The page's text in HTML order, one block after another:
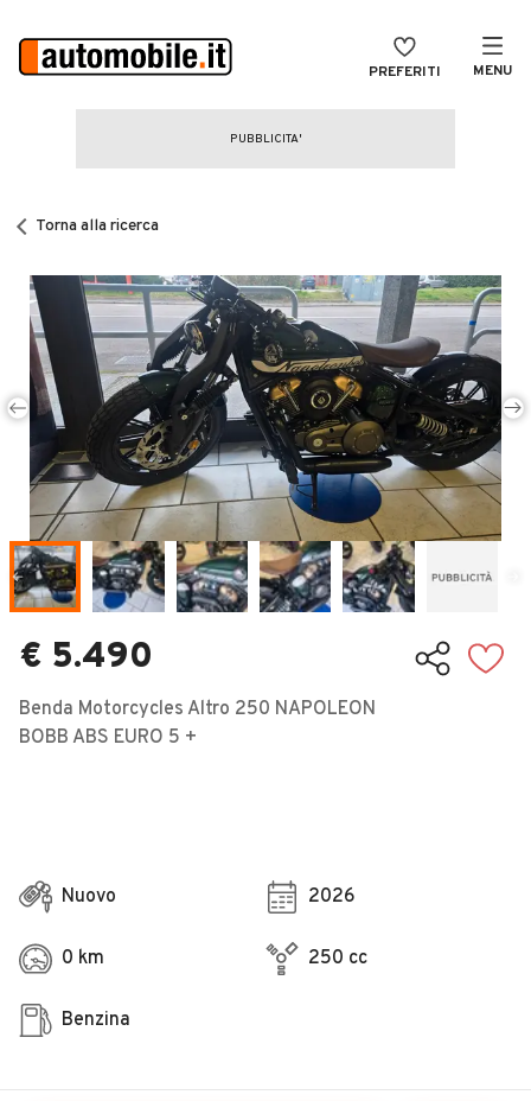
PREFERITI MENU
CERCA
Auto Nuove
Noleggio a lungo termine
Auto d'epoca
Moto
Camper
Veicoli Commerciali
Concessionari
Torna alla ricerca
€ 5.490
Benda Motorcycles Altro 250 NAPOLEON
BOBB ABS EURO 5 +
Nuovo 2026
0 km 250 cc
Benzina